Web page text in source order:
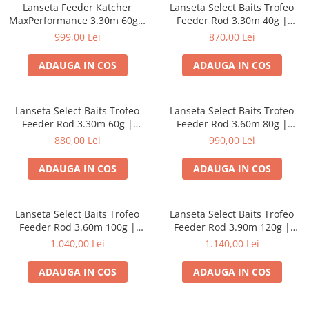
Lanseta Feeder Katcher
MaxPerformance 3.30m 60g |
Katcher
999,00 Lei
ADAUGA IN COS
Lanseta Select Baits Trofeo
Feeder Rod 3.30m 40g |
Select Baits
870,00 Lei
ADAUGA IN COS
Lanseta Select Baits Trofeo
Feeder Rod 3.30m 60g |
Select Baits
880,00 Lei
ADAUGA IN COS
Lanseta Select Baits Trofeo
Feeder Rod 3.60m 80g |
Select Baits
990,00 Lei
ADAUGA IN COS
Lanseta Select Baits Trofeo
Feeder Rod 3.60m 100g |
Select Baits
1.040,00 Lei
ADAUGA IN COS
Lanseta Select Baits Trofeo
Feeder Rod 3.90m 120g |
Select Baits
1.140,00 Lei
ADAUGA IN COS